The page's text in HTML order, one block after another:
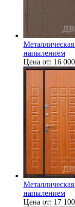
напылением
Цена от: 16
напылением
Цена от: 17